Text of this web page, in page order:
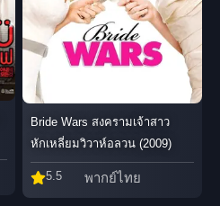
Bride Wars สงครามเจ้าสาว
หักเหลี่ยมวิวาห์อลวน (2009)
5.5 พากย์ไทย